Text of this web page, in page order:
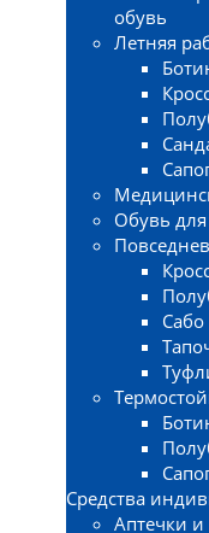
обувь
Летняя
Обувь
Сабо
Средства
Аптечки и